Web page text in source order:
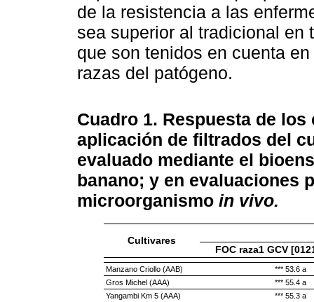
de la resistencia a las
sea superior al tradicional en
que son tenidos en cuenta
razas del patógeno.
Cuadro 1. Respuesta de
aplicación de filtrados del
evaluado mediante el
banano; y en evaluaciones
microorganismo in vivo.
Cultivares
FOC raza1 GCV
Manzano Criollo (AAB)
*** 53.6 a
Gros Michel (AAA)
*** 55.4 a
Yangambi Km 5 (AAA)
*** 55.3 a